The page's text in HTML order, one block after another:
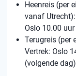
Heenreis (per
vanaf
Oslo 10.00
Terugreis (per
Vertrek: Oslo
(volgende dag)